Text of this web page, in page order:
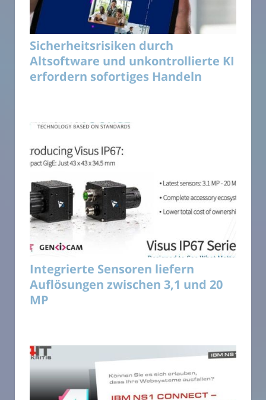
Sicherheitsrisiken durch
Altsoftware und unkontrollierte KI
erfordern sofortiges Handeln
Integrierte Sensoren liefern
Auflösungen zwischen 3,1 und 20
MP